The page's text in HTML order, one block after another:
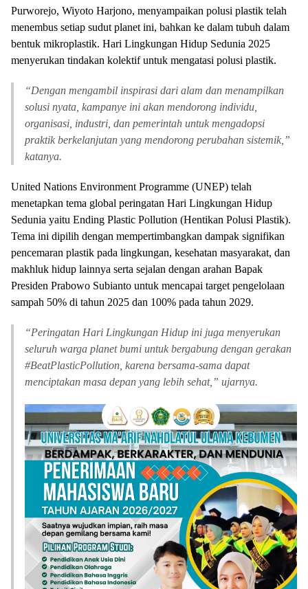
Purworejo, Wiyoto Harjono, menyampaikan polusi plastik telah
menembus setiap sudut planet ini, bahkan ke dalam tubuh dalam
bentuk mikroplastik. Hari Lingkungan Hidup Sedunia 2025
menyerukan tindakan kolektif untuk mengatasi polusi plastik.
“Dengan mengambil inspirasi dari alam dan menampilkan
solusi nyata, kampanye ini akan mendorong individu,
organisasi, industri, dan pemerintah untuk mengadopsi
praktik berkelanjutan yang mendorong perubahan sistemik,”
katanya.
United Nations Environment Programme (UNEP) telah
menetapkan tema global peringatan Hari Lingkungan Hidup
Sedunia yaitu Ending Plastic Pollution (Hentikan Polusi Plastik).
Tema ini dipilih dengan mempertimbangkan dampak signifikan
pencemaran plastik pada lingkungan, kesehatan masyarakat, dan
makhluk hidup lainnya serta sejalan dengan arahan Bapak
Presiden Prabowo Subianto untuk mencapai target pengelolaan
sampah 50% di tahun 2025 dan 100% pada tahun 2029.
“Peringatan Hari Lingkungan Hidup ini juga menyerukan
seluruh warga planet bumi untuk bergabung dengan gerakan
#BeatPlasticPollution, karena bersama-sama dapat
menciptakan masa depan yang lebih sehat,” ujarnya.